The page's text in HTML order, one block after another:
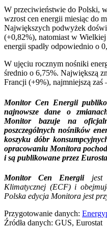
W przeciwieństwie do Polski,
wzrost cen energii miesiąc do
Największych podwyżek
(+0,82%), natomiast w
energii spadły odpowiednio o
W ujęciu rocznym nośniki
średnio o 6,75%. Największą
Francji (+9%), najmniejszą zaś
Monitor Cen Energii
najnowsze dane o
Monitor bazuje na
poszczególnych nośników
koszyku dóbr
opracowaniu Monitora
i są publikowane przez
Monitor Cen Energiijest
Klimatycznej (ECF) i
Polska edycja Monitora jest
Przygotowanie danych:
Źródła danych: GUS, Eurostat